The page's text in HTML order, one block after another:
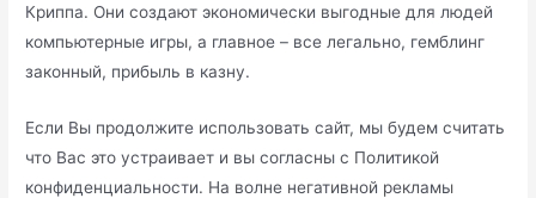
Криппа. Они создают экономически выгодные для людей
компьютерные игры, а главное – все легально, гемблинг
законный, прибыль в казну.
Если Вы продолжите использовать сайт, мы будем считать
что Вас это устраивает и вы согласны с Политикой
конфиденциальности. На волне негативной рекламы